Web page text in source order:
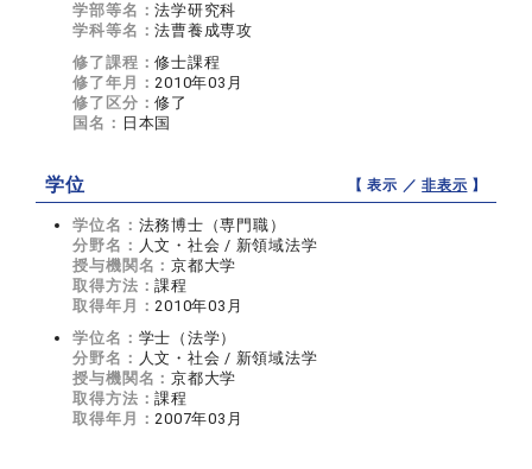
学部等名：法学研究科
学科等名：法曹養成専攻
修了課程：修士課程
修了年月：2010年03月
修了区分：修了
国名： 日本国
学位 【 表示 ／非表示 】
学位名： 法務博士（専門職）
分野名： 人文・社会 / 新領域法学
授与機関名：京都大学
取得方法：課程
取得年月：2010年03月
学位名： 学士（法学）
分野名： 人文・社会 / 新領域法学
授与機関名：京都大学
取得方法：課程
取得年月：2007年03月